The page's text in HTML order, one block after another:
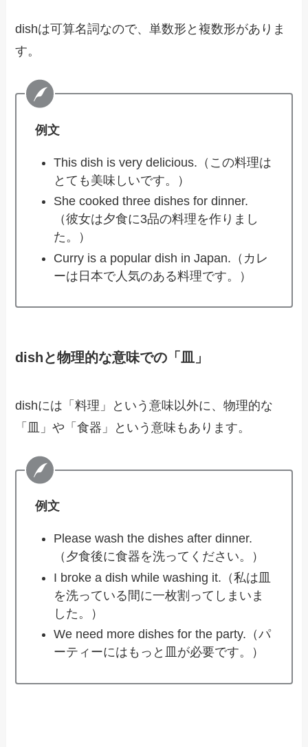
dishは可算名詞なので、単数形と複数形がありま
す。
例文
This dish is very delicious.（この料理は
とても美味しいです。）
She cooked three dishes for dinner.
（彼女は夕食に3品の料理を作りまし
た。）
Curry is a popular dish in Japan.（カレ
ーは日本で人気のある料理です。）
dishと物理的な意味での「皿」
dishには「料理」という意味以外に、物理的な
「皿」や「食器」という意味もあります。
例文
Please wash the dishes after dinner.
（夕食後に食器を洗ってください。）
I broke a dish while washing it.（私は皿
を洗っている間に一枚割ってしまいま
した。）
We need more dishes for the party.（パ
ーティーにはもっと皿が必要です。）